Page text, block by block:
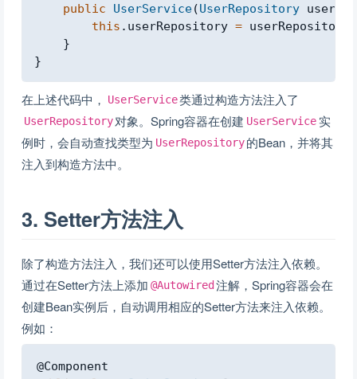
public
UserService(UserRepository
this . userRepository = userRepository
}
}
在上述代码中， UserService类通过构造方法注入了
UserRepository 对象。Spring容器在创建 UserService 实
例时，会自动查找类型为 UserRepository 的Bean，并将其
注入到构造方法中。
3. Setter方法注入
除了构造方法注入，我们还可以使用Setter方法注入依赖。
通过在Setter方法上添加 @Autowired 注解，Spring容器会在
创建Bean实例后，自动调用相应的Setter方法来注入依赖。
例如：
@Component